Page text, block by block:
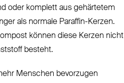
oder komplett aus gehärtetem
als normale Paraffin-Kerzen.
können diese Kerzen nicht
besteht.
Menschen bevorzugen